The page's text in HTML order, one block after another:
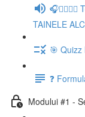
TAINELE
🎯
❓
Modului #1 -